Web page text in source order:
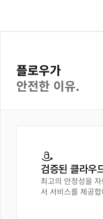
플로우가
안전한 이유.
검증된 클라우
최고의 안정성을
서 서비스를 제공